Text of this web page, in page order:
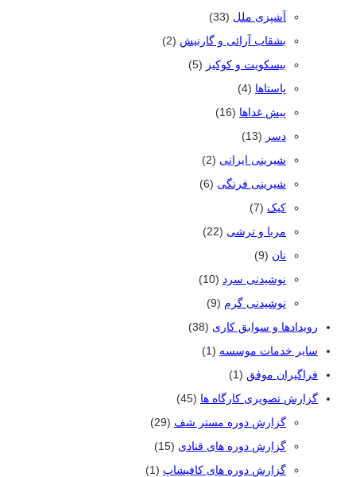
آشپزی ملل (33)
بشقاب آرائی و گارنیش (2)
بیسکویت و کوکیز (5)
پاستاها (4)
پیش غداها (16)
دسر (13)
شیرینی ایرانی (2)
شیرینی فرنگی (6)
کیک (7)
مربا و ترشی (22)
نان (9)
نوشیدنی سرد (10)
نوشیدنی گرم (9)
رویدادها و سوابق کاری (38)
سایر خدمات موسسه (1)
فراگیران موفق (1)
گزارش تصویری کارگاه ها (45)
گزارش دوره مستر شف (29)
گزارش دوره های قنادی (15)
گزارش دوره های کافیشاپ (1)